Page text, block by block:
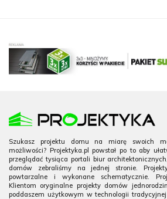
Szukasz projektu domu na miarę swoich
możliwości? Projektyka.pl powstał po to aby
przeglądać tysiąca portali biur
domów zebraliśmy na jednej stronie.
powtarzalne i wykonane schematycznie.
Klientom oryginalne projekty domów
poddaszem użytkowym w technologii